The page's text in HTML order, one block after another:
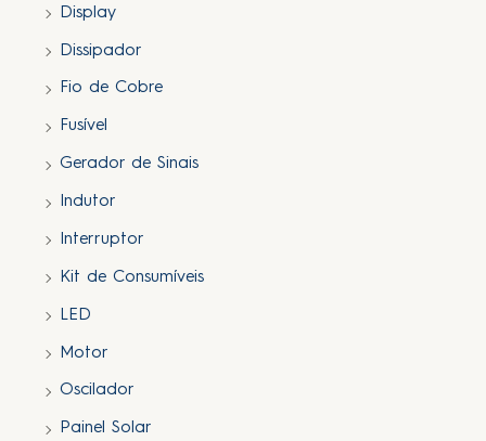
Display
Dissipador
Fio de Cobre
Fusível
Gerador de Sinais
Indutor
Interruptor
Kit de Consumíveis
LED
Motor
Oscilador
Painel Solar